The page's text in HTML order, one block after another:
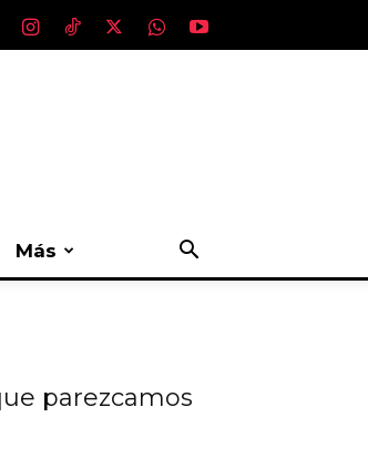
Más
parezcamos